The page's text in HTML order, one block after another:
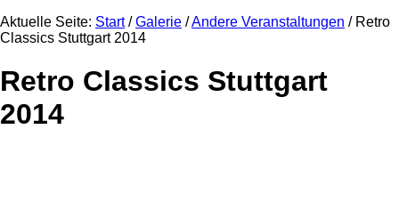
Aktuelle Seite: Start / Galerie /Andere Veranstaltungen /Retro
Classics Stuttgart 2014
Retro Classics Stuttgart
2014